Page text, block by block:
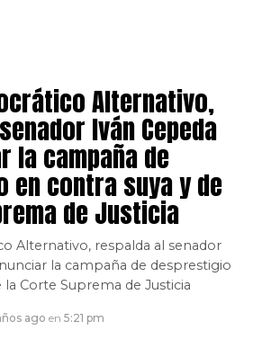
Alternativo,
Iván Cepeda
la campaña de
en contra suya y de
de Justicia
Alternativo, respalda al senador
la campaña de desprestigio
la Corte Suprema de Justicia
ago en 5:21 pm